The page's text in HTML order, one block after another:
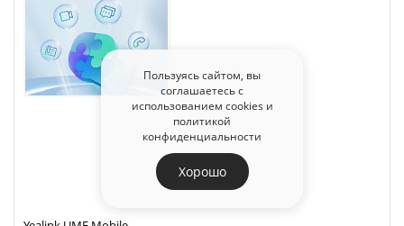
Пользуясь сайтом, вы
соглашаетесь с
использованием cookies и
политикой
конфиденциальности
Хорошо